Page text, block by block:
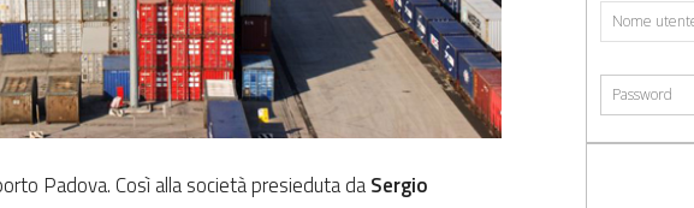
Padova. Così alla società presieduta daSergio